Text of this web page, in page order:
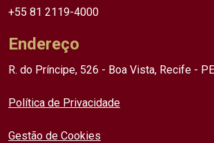
+55 81 2119-4000
Endereço
R. do Príncipe, 526 - Boa Vista, Recife -
Política de Privacidade
Gestão de Cookies